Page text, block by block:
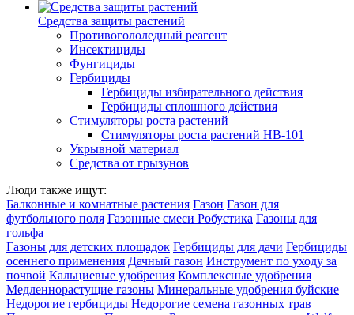
Средства защиты растений
Противогололедный реагент
Инсектициды
Фунгициды
Гербициды
Гербициды избирательного действия
Гербициды сплошного действия
Стимуляторы роста растений
Стимуляторы роста растений HB-101
Укрывной материал
Средства от грызунов
Люди также ищут:
Балконные и комнатные растения Газон Газон для
футбольного поля Газонные смеси Робустика Газоны для
гольфа
Газоны для детских площадок Гербициды для дачи Гербициды
осеннего применения Дачный газон Инструмент по уходу за
почвой Кальциевые удобрения Комплексные удобрения
Медленнорастущие газоны Минеральные удобрения буйские
Недорогие гербициды Недорогие семена газонных трав